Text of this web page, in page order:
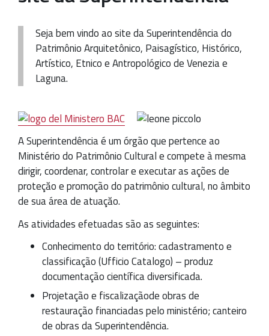
Seja bem vindo ao site da Superintendência do
Patrimônio Arquitetônico, Paisagístico, Histórico,
Artístico, Etnico e Antropológico de Venezia e
Laguna.
A Superintendência é um órgão que pertence ao
Ministério do Patrimônio Cultural e compete à mesma
dirigir, coordenar, controlar e executar as ações de
proteçăo e promoção do patrimônio cultural, no âmbito
de sua área de atuaçăo.
As atividades efetuadas são as seguintes:
Conhecimento do território: cadastramento e
classificação (Ufficio Catalogo) – produz
documentação científica diversificada.
Projetação e fiscalizaçãode obras de
restauração financiadas pelo ministério; canteiro
de obras da Superintendência.